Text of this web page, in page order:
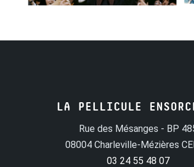
LA PELLICULE
Rue des Mésanges - BP
08004 Charleville-Mézières
03 24 55 48 07